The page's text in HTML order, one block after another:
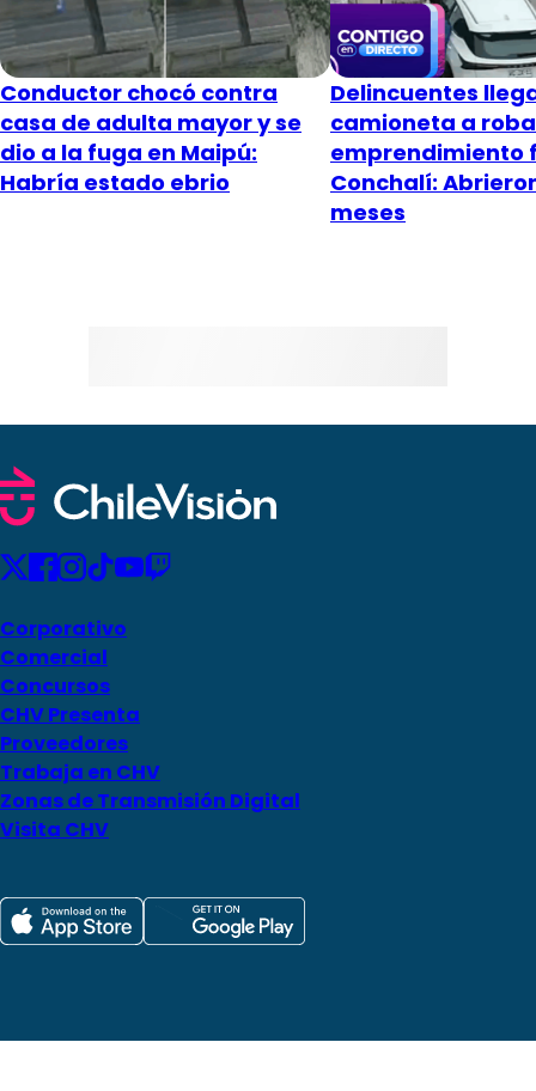
Conductor chocó contra
casa de adulta mayor y se
dio a la fuga en Maipú:
Habría estado ebrio
Delincuentes
camioneta a
emprendimiento
Conchalí:
meses
Corporativo
Comercial
Concursos
CHV Presenta
Proveedores
Trabaja en CHV
Zonas de Transmisión Digital
Visita CHV